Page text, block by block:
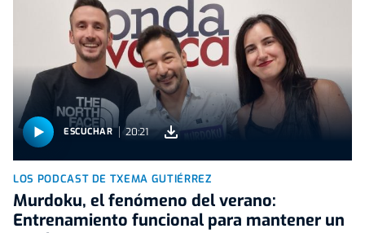
ESCUCHAR 20:21
LOS PODCAST DE TXEMA GUTIÉRREZ
Murdoku, el fenómeno del verano:
Entrenamiento funcional para mantener un